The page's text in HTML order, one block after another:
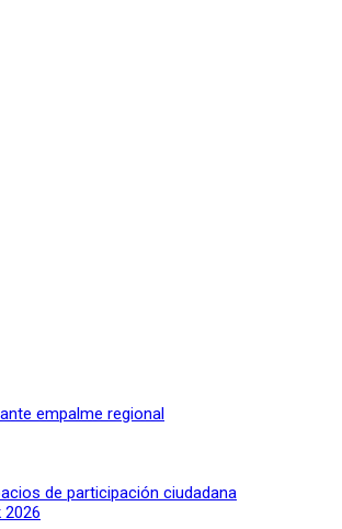
empalme regional
de participación ciudadana